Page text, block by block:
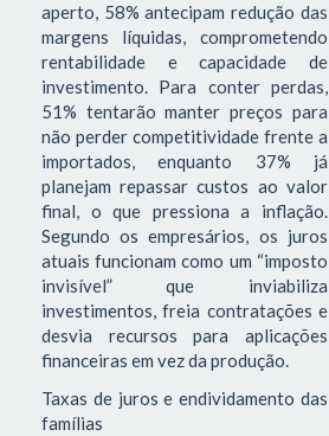
aperto, 58% antecipam redução das
margens líquidas, comprometendo
rentabilidade e capacidade de
investimento. Para conter perdas,
51% tentarão manter preços para
não perder competitividade frente a
importados, enquanto 37% já
planejam repassar custos ao valor
final, o que pressiona a inflação.
Segundo os empresários, os juros
atuais funcionam como um “imposto
invisível” que inviabiliza
investimentos, freia contratações e
desvia recursos para aplicações
financeiras em vez da produção.
Taxas de juros e endividamento das
famílias